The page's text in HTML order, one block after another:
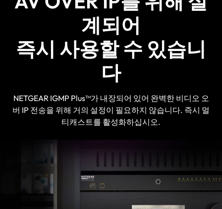
계되어
즉시 사용할 수 있습니
다
NETGEAR IGMP Plus™가 내장되어 있어 완벽한 비디오 오
버 IP 전송을 위해 거의 설정이 필요하지 않습니다. 즉시 멀
티캐스트를 활성화하십시오.